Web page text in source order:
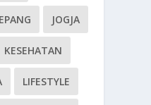
JOGJA
KESEHATAN
LIFESTYLE